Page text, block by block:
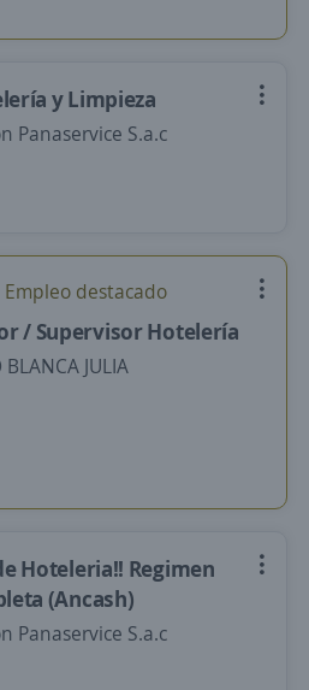
y Limpieza
Panaservice S.a.c
Empleo destacado
/ Supervisor Hotelería
JULIA
Hoteleria!! Regimen
(Ancash)
Panaservice S.a.c